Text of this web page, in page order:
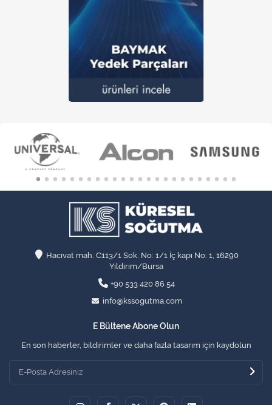
Hacıvat mah. C113/1 Sok. No: 1/1 İç kapı No: 1, 16290
Yıldırım/Bursa
+90 533 420 86 54
info@kssogutma.com
E Bültene Abone Olun
En son haberler, bildirimler ve daha fazla tasarım için kaydolun